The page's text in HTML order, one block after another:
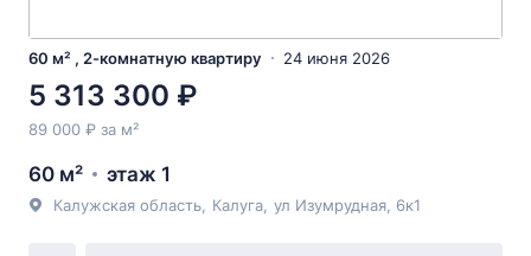
60 м² , 2-комнатную квартиру 24 июня 2026
5 313 300 ₽
89 000 ₽ за м²
60 м² этаж 1
Калужская область Калуга ул Изумрудная , 6к1